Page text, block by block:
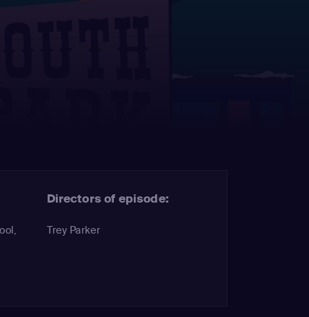
Directors of episode:
Trey Parker